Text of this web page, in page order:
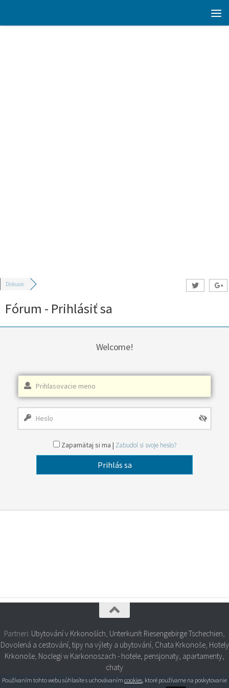
Diskusie
Fórum - Prihlásiť sa
Welcome!
Zapamätaj si ma | Zabudol si svoje heslo?
Partneri: Ubytování v Krkonoších Unterkunft Riesengebirge Tschechien
Dovolená a cestování, tipy na výlety a ubytování, Chata Krkonoše, Hotely
Krkonoše Noclegi w Karkonoszach - hotele, pensjonaty, apartamenty,
chaty
Používaním tohto webu súhlasíte s uchovávaním cookies, ktoré používame na poskytovanie